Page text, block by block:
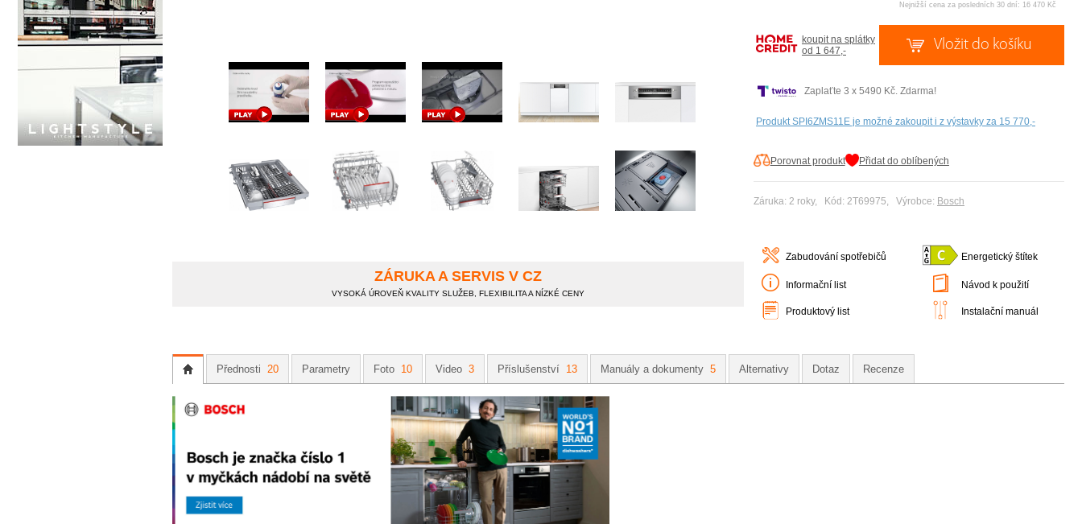
Nejnižší cena za posledních 30 dní: 16 470 Kč
koupit na splátky
od 1 647,-
Zaplaťte 3 x 5490 Kč. Zdarma!
Produkt SPI6ZMS11E je možné zakoupit i z výstavky za 15 770,-
Porovnat produkt Přidat do oblíbených
Záruka: 2 roky, Kód: 2T69975, Výrobce: Bosch
ZÁRUKA A SERVIS V CZ
VYSOKÁ ÚROVEŇ KVALITY SLUŽEB, FLEXIBILITA A NÍZKÉ CENY
Zabudování spotřebičů Energetický štítek
Informační list Návod k použití
Produktový list Instalační manuál
Přednosti 20 Parametry Foto 10 Video 3 Příslušenství 13 Manuály a dokumenty 5 Alternativy Dotaz Recenze